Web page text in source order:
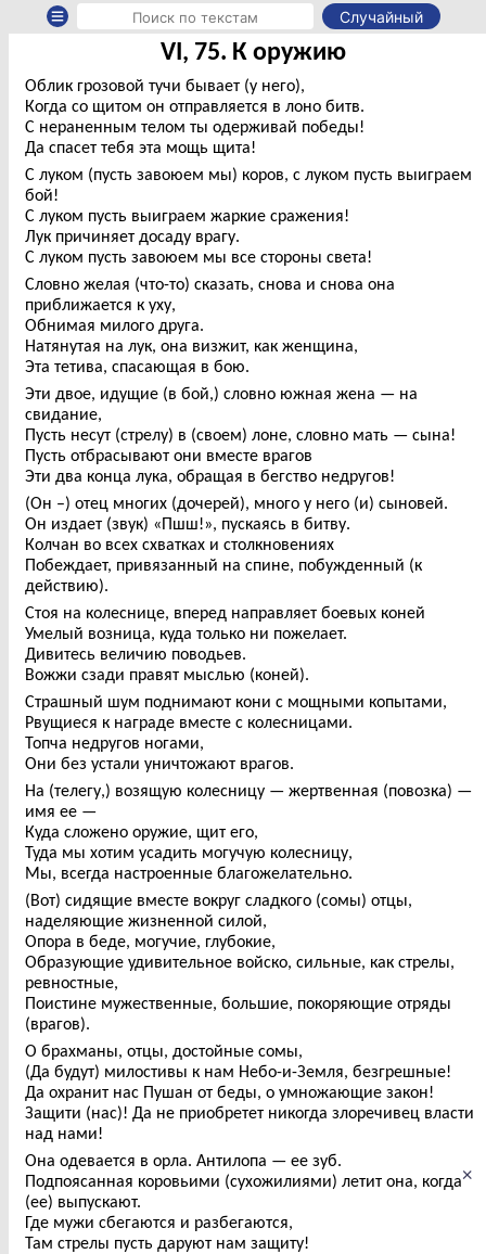
Случайный
×
VI, 75. К оружию
Облик грозовой тучи бывает (у него),
Когда со щитом он отправляется в лоно битв.
С нераненным телом ты одерживай победы!
Да спасет тебя эта мощь щита!
С луком (пусть завоюем мы) коров, с луком пусть выиграем
бой!
С луком пусть выиграем жаркие сражения!
Лук причиняет досаду врагу.
С луком пусть завоюем мы все стороны света!
Словно желая (что-то) сказать, снова и снова она
приближается к уху,
Обнимая милого друга.
Натянутая на лук, она визжит, как женщина,
Эта тетива, спасающая в бою.
Эти двое, идущие (в бой,) словно южная жена — на
свидание,
Пусть несут (стрелу) в (своем) лоне, словно мать — сына!
Пусть отбрасывают они вместе врагов
Эти два конца лука, обращая в бегство недругов!
(Он –) отец многих (дочерей), много у него (и) сыновей.
Он издает (звук) «Пшш!», пускаясь в битву.
Колчан во всех схватках и столкновениях
Побеждает, привязанный на спине, побужденный (к
действию).
Стоя на колеснице, вперед направляет боевых коней
Умелый возница, куда только ни пожелает.
Дивитесь величию поводьев.
Вожжи сзади правят мыслью (коней).
Страшный шум поднимают кони с мощными копытами,
Рвущиеся к награде вместе с колесницами.
Топча недругов ногами,
Они без устали уничтожают врагов.
На (телегу,) возящую колесницу — жертвенная (повозка) —
имя ее —
Куда сложено оружие, щит его,
Туда мы хотим усадить могучую колесницу,
Мы, всегда настроенные благожелательно.
(Вот) сидящие вместе вокруг сладкого (сомы) отцы,
наделяющие жизненной силой,
Опора в беде, могучие, глубокие,
Образующие удивительное войско, сильные, как стрелы,
ревностные,
Поистине мужественные, большие, покоряющие отряды
(врагов).
О брахманы, отцы, достойные сомы,
(Да будут) милостивы к нам Небо-и-Земля, безгрешные!
Да охранит нас Пушан от беды, о умножающие закон!
Защити (нас)! Да не приобретет никогда злоречивец власти
над нами!
Она одевается в орла. Антилопа — ее зуб.
Подпоясанная коровьими (сухожилиями) летит она, когда
(ее) выпускают.
Где мужи сбегаются и разбегаются,
Там стрелы пусть даруют нам защиту!